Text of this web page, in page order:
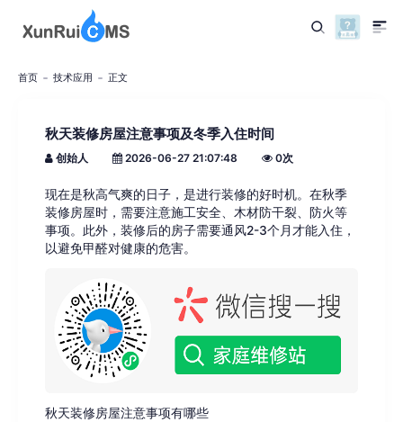
首页 技术应用 正文
秋天装修房屋注意事项及冬季入住时间
创始人 2026-06-27 21:07:48 0次
现在是秋高气爽的日子，是进行装修的好时机。在秋季
装修房屋时，需要注意施工安全、木材防干裂、防火等
事项。此外，装修后的房子需要通风2-3个月才能入住，
以避免甲醛对健康的危害。
秋天装修房屋注意事项有哪些